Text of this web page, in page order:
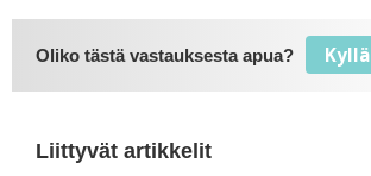
Oliko tästä vastauksesta apua? Kyllä
Liittyvät artikkelit